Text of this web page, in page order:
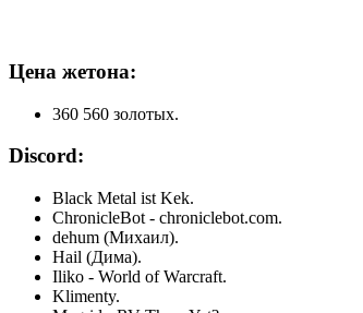
Цена жетона:
360 560 золотых.
Discord:
Black Metal ist Kek.
ChronicleBot - chroniclebot.com.
dehum (Михаил).
Hail (Дима).
Iliko - World of Warcraft.
Klimenty.